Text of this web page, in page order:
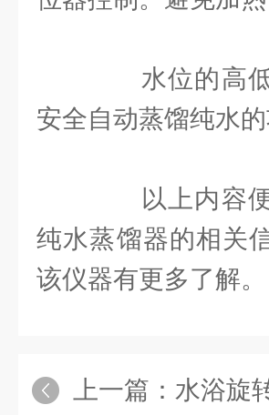
水位的高低
安全自动蒸馏纯水的
以上内容便
纯水蒸馏器的相关
该仪器有更多了解。
上一篇： 水浴旋